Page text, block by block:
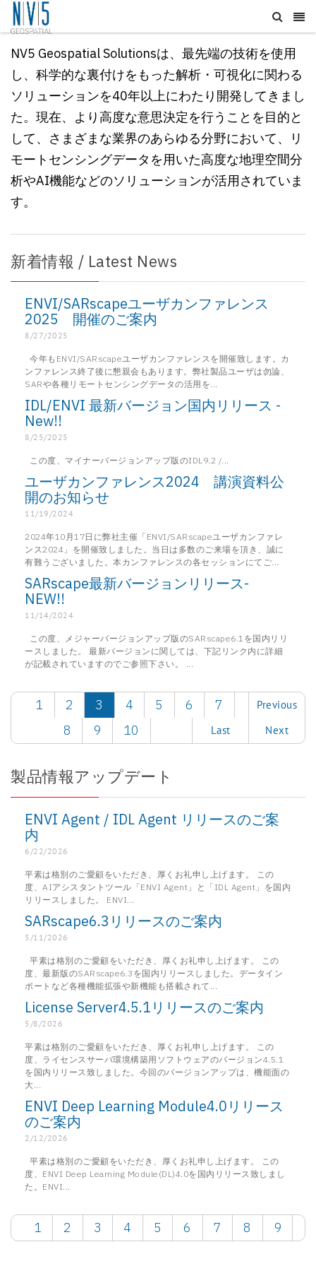
NV5 Geospatial Solutionsは、最先端の技術を使用
し、科学的な裏付けをもった解析・可視化に関わる
ソリューションを40年以上にわたり開発してきまし
た。現在、 より高度な意思決定を行うことを目的と
して、 さまざまな業界のあらゆる分野において、リ
モートセンシングデータを用いた高度な地理空間分
析やAI機能などのソリューションが活用されていま
す。
新着情報 / Latest News
ENVI/SARscapeユーザカンファレンス
2025 開催のご案内
8/27/2025
今年もENVI/SARscapeユーザカンファレンスを開催致します。カ
ンファレンス終了後に懇親会もあります。弊社製品ユーザは勿論、
SARや各種リモートセンシングデータの活用を...
IDL/ENVI 最新バージョン国内リリース -
New!!
8/25/2025
この度、マイナーバージョンアップ版のIDL9.2 /...
ユーザカンファレンス2024 講演資料公
開のお知らせ
11/19/2024
2024年10月17日に弊社主催「ENVI/SARscapeユーザカンファレ
ンス2024」を開催致しました。当日は多数のご来場を頂き、誠に
有難うございました。本カンファレンスの各セッションにてご...
SARscape最新バージョンリリース-
NEW!!
11/14/2024
この度、メジャーバージョンアップ版のSARscape6.1を国内リリ
ースしました。 最新バージョンに関しては、下記リンク内に詳細
が記載されていますのでご参照下さい。 ...
Previous
1 2 3 4 5 6
7
8
9 10 Next
Last
製品情報アップデート
ENVI Agent / IDL Agent リリースのご案
内
6/22/2026
平素は格別のご愛顧をいただき、厚くお礼申し上げます。 この
度、AIアシスタントツール「ENVI Agent」と「IDL Agent」を国内
リリースしました。 ENVI...
SARscape6.3リリースのご案内
5/11/2026
平素は格別のご愛顧をいただき、厚くお礼申し上げます。 この
度、最新版のSARscape6.3を国内リリースしました。データイン
ポートなど各種機能拡張や新機能も搭載されて...
License Server4.5.1リリースのご案内
5/8/2026
平素は格別のご愛顧をいただき、厚くお礼申し上げます。 この
度、ライセンスサーバ環境構築用ソフトウェアのバージョン4.5.1
を国内リリース致しました。今回のバージョンアップは、機能面の
大...
ENVI Deep Learning Module4.0リリース
のご案内
2/12/2026
平素は格別のご愛顧をいただき、厚くお礼申し上げます。 この
度、ENVI Deep Learning Module(DL)4.0を国内リリース致しまし
た。ENVI...
1 2 3 4 5 6 7 8 9